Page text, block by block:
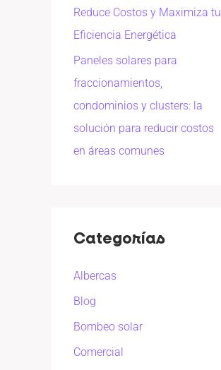
Reduce Costos y Maximiza tu
Eficiencia Energética
Paneles solares para
fraccionamientos,
condominios y clusters: la
solución para reducir costos
en áreas comunes
Categorías
Albercas
Blog
Bombeo solar
Comercial